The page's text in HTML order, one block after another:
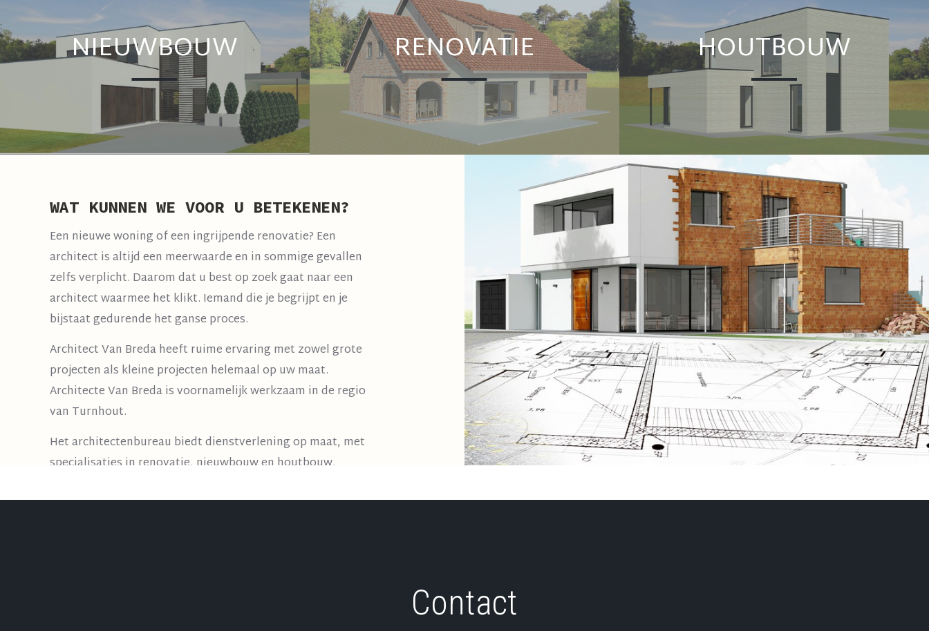
NIEUWBOUW RENOVATIE HOUTBOUW
WAT KUNNEN WE VOOR U BETEKENEN?
Een nieuwe woning of een ingrijpende renovatie? Een
architect is altijd een meerwaarde en in sommige gevallen
zelfs verplicht. Daarom dat u best op zoek gaat naar een
architect waarmee het klikt. Iemand die je begrijpt en je
bijstaat gedurende het ganse proces.
Architect Van Breda heeft ruime ervaring met zowel grote
projecten als kleine projecten helemaal op uw maat.
Architecte Van Breda is voornamelijk werkzaam in de regio
van Turnhout.
Het architectenbureau biedt dienstverlening op maat, met
specialisaties in renovatie, nieuwbouw en houtbouw.
Contact